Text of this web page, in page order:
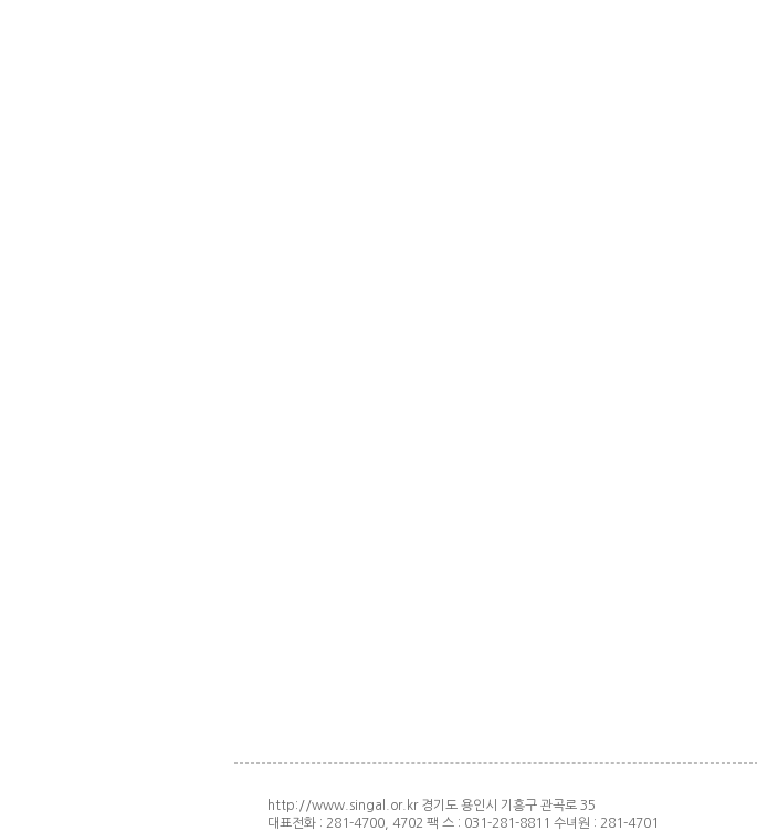
http://www.singal.or.kr 경기도 용인시 기흥구 관곡로 35
대표전화 : 281-4700, 4702 팩 스 : 031-281-8811 수녀원 : 281-4701